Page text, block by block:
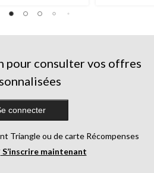
pour consulter vos offres
connecter
Triangle ou de carte Récompenses
S’inscrire maintenant